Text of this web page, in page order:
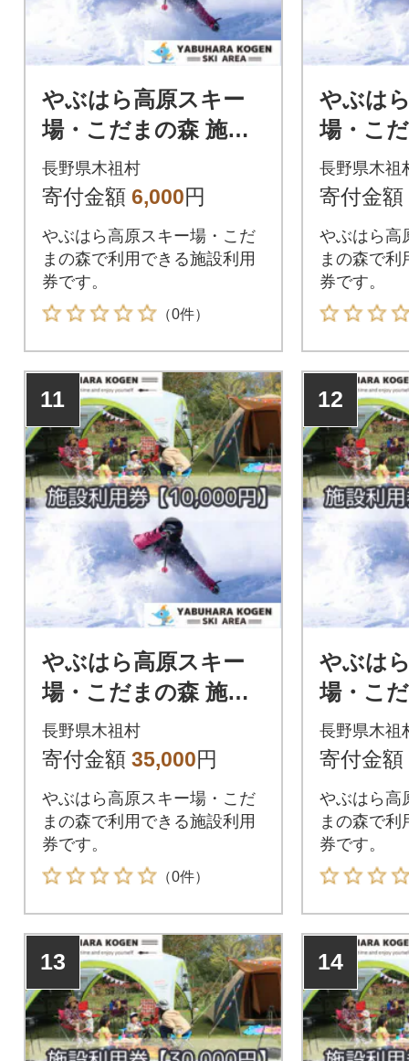
やぶはら高原スキー
場・こだまの森 施設
利用券【1,000円分】
長野県木祖村
寄付金額 6,000円
やぶはら高原スキー場・こだ
まの森で利用できる施設利用
券です。
（0件）
やぶは
場・こ
利用券
長野県木祖
寄付金額
やぶはら高
まの森で利
券です。
11
やぶはら高原スキー
場・こだまの森 施設
利用券【10,000円分】
長野県木祖村
寄付金額 35,000円
やぶはら高原スキー場・こだ
まの森で利用できる施設利用
券です。
（0件）
12
やぶは
場・こ
利用券
長野県木祖
寄付金額
やぶはら高
まの森で利
券です。
13 14